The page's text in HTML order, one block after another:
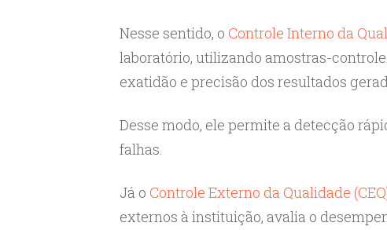
Nesse sentido, o Controle Interno da
laboratório, utilizando amostras-
exatidão e precisão dos resultados
Desse modo, ele permite a detecção
falhas.
Já o Controle Externo da Qualidade
externos à instituição, avalia o